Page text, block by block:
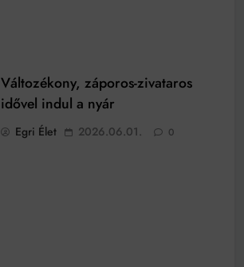
Változékony, záporos-zivataros
idővel indul a nyár
Egri Élet 2026.06.01. 0